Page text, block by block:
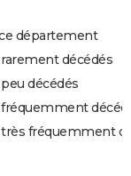
département
décédés
décédés
fréquemment